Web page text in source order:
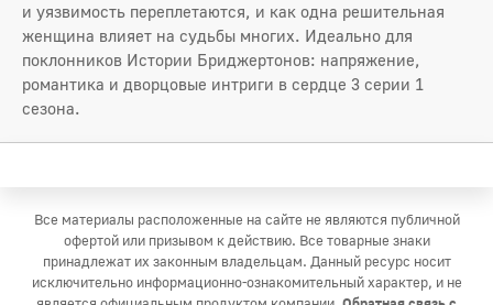
и уязвимость переплетаются, и как одна решительная
женщина влияет на судьбы многих. Идеально для
поклонников Истории Бриджертонов: напряжение,
романтика и дворцовые интриги в сердце 3 серии 1
сезона.
Все материалы расположенные на сайте не являются публичной
офертой или призывом к действию. Все товарные знаки
принадлежат их законным владельцам. Данный ресурс носит
исключительно информационно-ознакомительный характер, и не